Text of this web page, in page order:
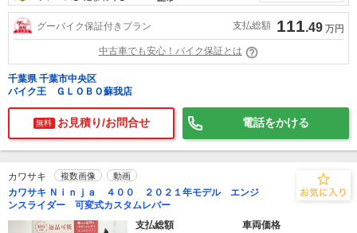
グーバイク保証付きプラン 支払総額 111.49 万円
中古車でも安心！バイク保証とは
千葉県 千葉市中央区
バイク王 ＧＬＯＢＯ蘇我店
無料 お見積り/お問合せ 電話をかける
カワサキ 複数画像 動画
カワサキ Ｎｉｎｊａ ４００ ２０２１年モデル エンジ
ンスライダー 可変式カスタムレバー
支払総額
車両価格